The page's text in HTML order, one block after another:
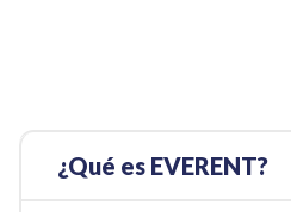
¿Qué es EVERENT?